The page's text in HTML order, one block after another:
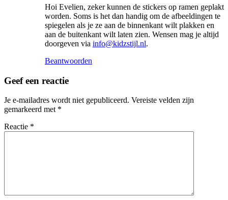
Hoi Evelien, zeker kunnen de stickers op ramen geplakt
worden. Soms is het dan handig om de afbeeldingen te
spiegelen als je ze aan de binnenkant wilt plakken en
aan de buitenkant wilt laten zien. Wensen mag je altijd
doorgeven via info@kidzstijl.nl.
Beantwoorden
Geef een reactie
Je e-mailadres wordt niet gepubliceerd. Vereiste velden zijn
gemarkeerd met *
Reactie *